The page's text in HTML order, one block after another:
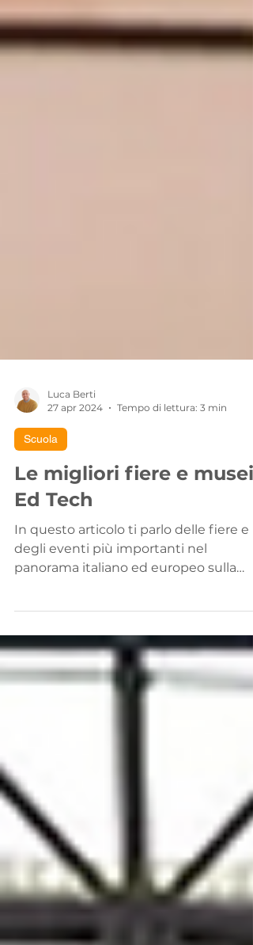
Luca Berti
27 apr 2024
Tempo di lettura: 3 min
Scuola
Le migliori fiere e musei
Ed Tech
educazione digitale.